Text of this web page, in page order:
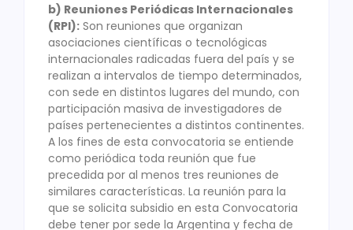
b) Reuniones Periódicas Internacionales
(RPI): Son reuniones que organizan
asociaciones científicas o tecnológicas
internacionales radicadas fuera del país y se
realizan a intervalos de tiempo determinados,
con sede en distintos lugares del mundo, con
participación masiva de investigadores de
países pertenecientes a distintos continentes.
A los fines de esta convocatoria se entiende
como periódica toda reunión que fue
precedida por al menos tres reuniones de
similares características. La reunión para la
que se solicita subsidio en esta Convocatoria
debe tener por sede la Argentina y fecha de